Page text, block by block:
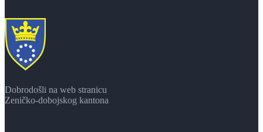
Dobrodošli na web stranicu
Zeničko-dobojskog kantona